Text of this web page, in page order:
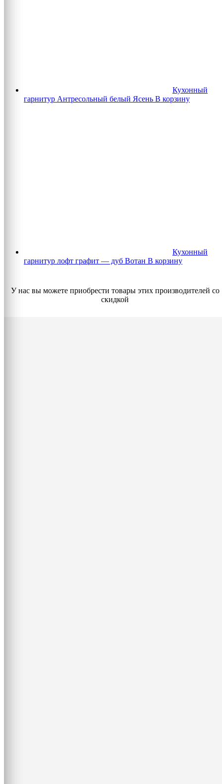
Кухонный
гарнитур Антресольный белый Ясень В корзину
Кухонный
гарнитур лофт графит — дуб Вотан В корзину
У нас вы можете приобрести товары этих производителей со
скидкой